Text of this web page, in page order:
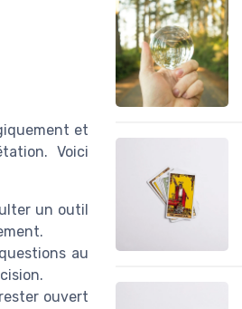
et
Voici
un outil
au
ouvert